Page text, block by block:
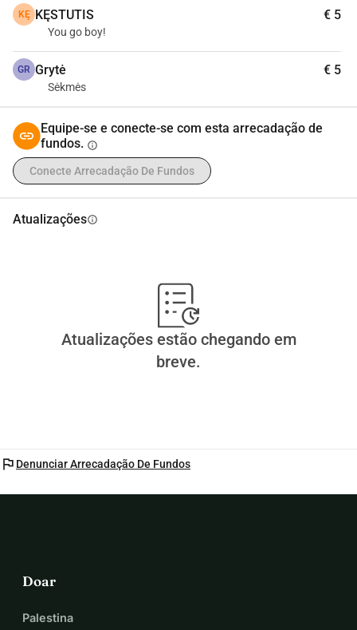
KĘ KĘSTUTIS € 5
You go boy!
GR Grytė € 5
Sėkmės
Equipe-se e conecte-se com esta arrecadação de
fundos. info
Conecte Arrecadação De Fundos
Atualizaçõesinfo
Atualizações estão chegando em
breve.
flag Denunciar Arrecadação De Fundos
Doar
Palestina